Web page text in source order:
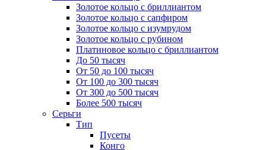
Золотое кольцо с бриллиантом
Золотое кольцо с сапфиром
Золотое кольцо с изумрудом
Золотое кольцо с рубином
Платиновое кольцо с бриллиантом
До 50 тысяч
От 50 до 100 тысяч
От 100 до 300 тысяч
От 300 до 500 тысяч
Более 500 тысяч
Серьги
Тип
Пусеты
Конго